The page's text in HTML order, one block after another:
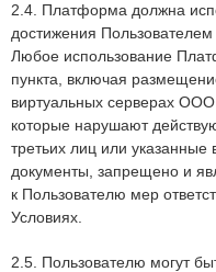
2.4. Платформа должна
достижения
Любое использование
пункта, включая
виртуальных серверах
которые нарушают
третьих лиц или
документы, запрещено и
к Пользователю мер
Условиях.
2.5. Пользователю могут